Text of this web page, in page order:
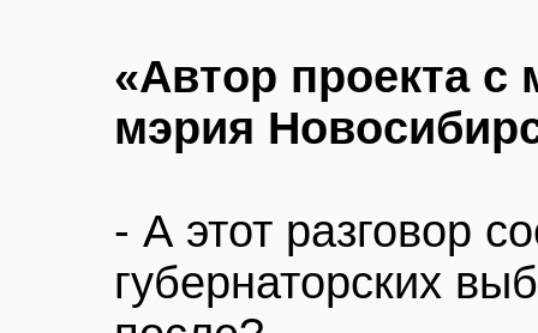
«Автор проекта
мэрия
- А этот разговор
губернаторских